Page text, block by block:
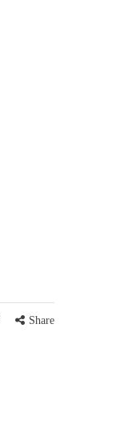
Share